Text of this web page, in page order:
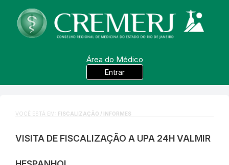
Área do Médico
Entrar
VOCÊ ESTÁ EM: FISCALIZAÇÃO / INFORMES
VISITA DE FISCALIZAÇÃO A UPA 24H VALMIR